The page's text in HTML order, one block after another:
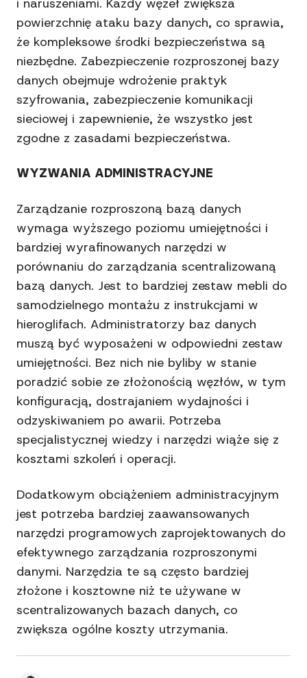
i naruszeniami. Każdy węzeł zwiększa
powierzchnię ataku bazy danych, co sprawia,
że kompleksowe środki bezpieczeństwa są
niezbędne. Zabezpieczenie rozproszonej bazy
danych obejmuje wdrożenie praktyk
szyfrowania, zabezpieczenie komunikacji
sieciowej i zapewnienie, że wszystko jest
zgodne z zasadami bezpieczeństwa.
WYZWANIA ADMINISTRACYJNE
Zarządzanie rozproszoną bazą danych
wymaga wyższego poziomu umiejętności i
bardziej wyrafinowanych narzędzi w
porównaniu do zarządzania scentralizowaną
bazą danych. Jest to bardziej zestaw mebli do
samodzielnego montażu z instrukcjami w
hieroglifach. Administratorzy baz danych
muszą być wyposażeni w odpowiedni zestaw
umiejętności. Bez nich nie byliby w stanie
poradzić sobie ze złożonością węzłów, w tym
konfiguracją, dostrajaniem wydajności i
odzyskiwaniem po awarii. Potrzeba
specjalistycznej wiedzy i narzędzi wiąże się z
kosztami szkoleń i operacji.
Dodatkowym obciążeniem administracyjnym
jest potrzeba bardziej zaawansowanych
narzędzi programowych zaprojektowanych do
efektywnego zarządzania rozproszonymi
danymi. Narzędzia te są często bardziej
złożone i kosztowne niż te używane w
scentralizowanych bazach danych, co
zwiększa ogólne koszty utrzymania.